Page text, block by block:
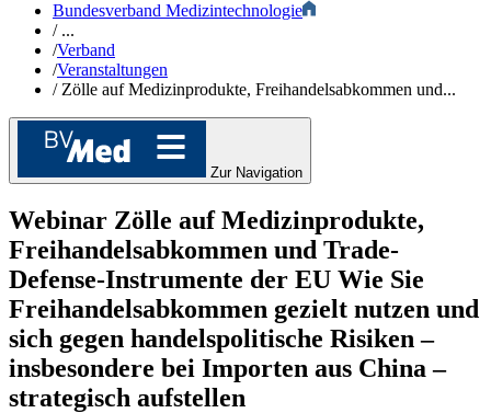
Bundesverband Medizintechnologie
/...
/Verband
/Veranstaltungen
/Zölle auf Medizinprodukte, Freihandelsabkommen und...
Zur Navigation
Webinar Zölle auf Medizinprodukte,
Freihandelsabkommen und Trade-
Defense-Instrumente der EU Wie Sie
Freihandelsabkommen gezielt nutzen und
sich gegen handelspolitische Risiken –
insbesondere bei Importen aus China –
strategisch aufstellen